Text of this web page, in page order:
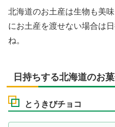
北海道のお土産は生物も美
にお土産を渡せない場合は
ね。
日持ちする北海道のお
とうきびチョコ